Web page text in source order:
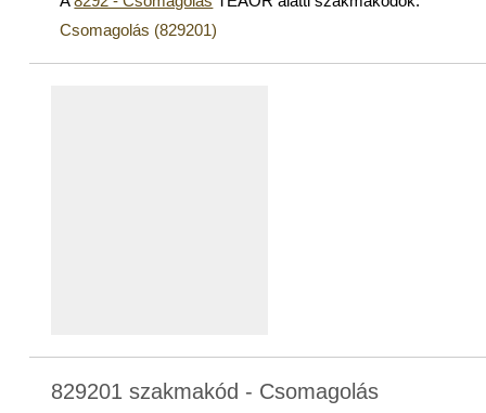
Csomagolás (829201)
829201 szakmakód - Csomagolás